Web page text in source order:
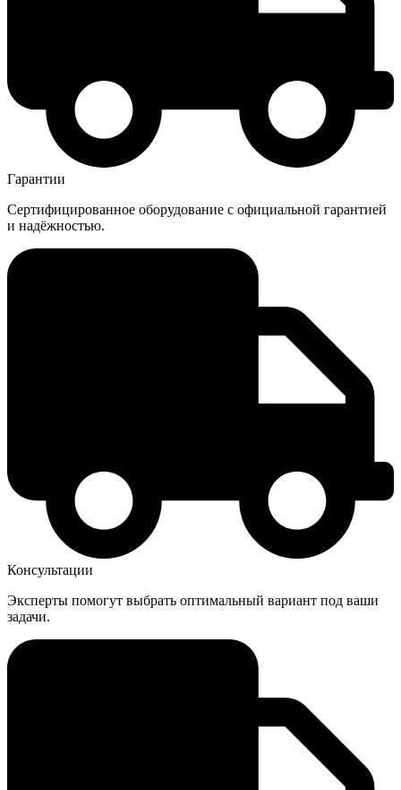
Гарантии
Сертифицированное оборудование с официальной гарантией
и надёжностью.
Консультации
Эксперты помогут выбрать оптимальный вариант под ваши
задачи.